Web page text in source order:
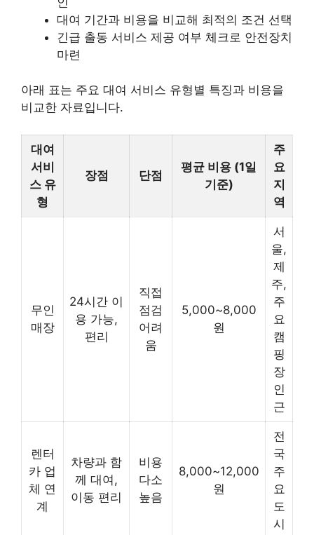
대여 기간과 비용을 비교해 최적의 조건 선택
긴급 출동 서비스 제공 여부 체크로 안전장치
마련
비교한 자료입니다.
대여
서비
스 유
형
기준)
주
요
지
역
매장
용 가능,
편리
점검
어려
움
원
서
울,
제
주,
주
요
캠
핑
장
인
근
카 업
체 연
계
께 대여,
이동 편리
다소
높음
원
전
국
주
요
도
시